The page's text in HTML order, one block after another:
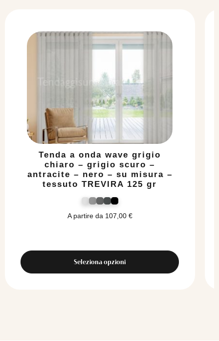
Tenda a onda wave grigio
chiaro – grigio scuro –
antracite – nero – su misura –
tessuto TREVIRA 125 gr
A partire da 107,00 €
Seleziona opzioni